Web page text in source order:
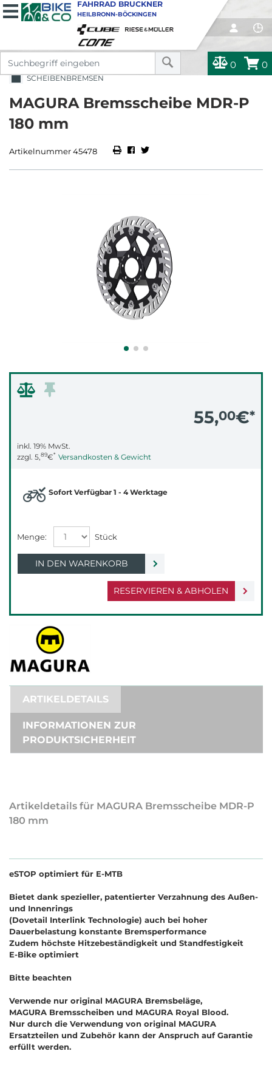
0 0
FAHRRAD BRUCKNER
HEILBRONN-BÖCKINGEN
SCHEIBENBREMSEN
MAGURA Bremsscheibe MDR-P
180 mm
Artikelnummer 45478
55,00€*
inkl. 19% MwSt.
zzgl. 5,89€* Versandkosten & Gewicht
RESERVIEREN & ABHOLEN
Sofort Verfügbar 1 - 4 Werktage
IN DEN WARENKORB
ARTIKELDETAILS
INFORMATIONEN ZUR
PRODUKTSICHERHEIT
Artikeldetails für MAGURA Bremsscheibe MDR-P
180 mm
eSTOP optimiert für E-MTB
Bietet dank spezieller, patentierter Verzahnung des Außen-
und Innenrings
(Dovetail Interlink Technologie) auch bei hoher
Dauerbelastung konstante Bremsperformance
Zudem höchste Hitzebeständigkeit und Standfestigkeit
E-Bike optimiert
Bitte beachten
Verwende nur original MAGURA Bremsbeläge,
MAGURA Bremsscheiben und MAGURA Royal Blood.
Nur durch die Verwendung von original MAGURA
Ersatzteilen und Zubehör kann der Anspruch auf Garantie
erfüllt werden.